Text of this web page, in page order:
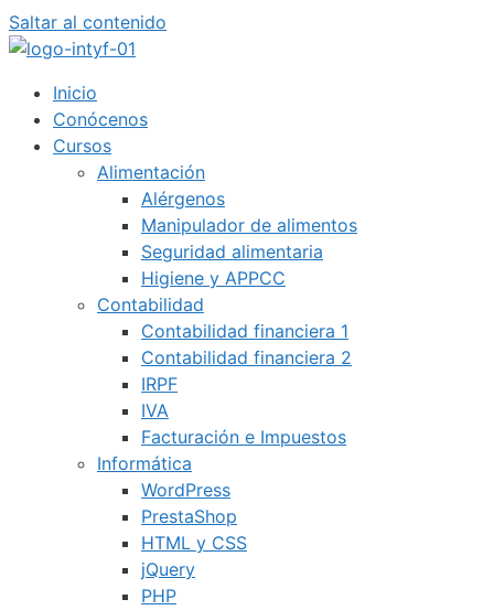
Saltar al contenido
Inicio
Conócenos
Cursos
Alimentación
Alérgenos
Manipulador de alimentos
Seguridad alimentaria
Higiene y APPCC
Contabilidad
Contabilidad financiera 1
Contabilidad financiera 2
IRPF
IVA
Facturación e Impuestos
Informática
WordPress
PrestaShop
HTML y CSS
jQuery
PHP